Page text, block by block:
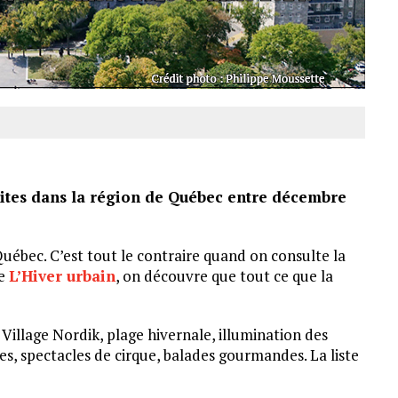
dans la région de Québec entre décembre
C’est tout le contraire quand on consulte la
L’Hiver urbain, on découvre que tout ce que la
Nordik, plage hivernale, illumination des
spectacles de cirque, balades gourmandes. La liste